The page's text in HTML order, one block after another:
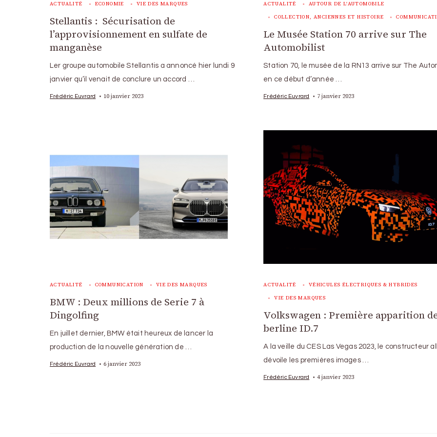
ACTUALITÉ ECONOMIE VIE DES MARQUES
Stellantis : Sécurisation de
l’approvisionnement en sulfate de
manganèse
Ler groupe automobile Stellantis a annoncé hier lundi 9
janvier qu’il venait de conclure un accord …
Frédéric Euvrard 10 janvier 2023
ACTUALITÉ AUTOUR DE L'AUTOMOBILE
COLLECTION, ANCIENNES ET HISTOIRE
Le Musée Station 70 arrive sur The
Automobilist
Station 70, le musée de la RN13 arrive sur The
en ce début d’année …
Frédéric Euvrard 7 janvier 2023
ACTUALITÉ COMMUNICATION VIE DES MARQUES
BMW : Deux millions de Serie 7 à
Dingolfing
En juillet dernier, BMW était heureux de lancer la
production de la nouvelle génération de …
Frédéric Euvrard 6 janvier 2023
ACTUALITÉ VÉHICULES ÉLECTRIQUES & HYBRIDES
VIE DES MARQUES
Volkswagen : Première apparition
berline ID.7
A la veille du CES Las Vegas 2023, le constructeur
dévoile les premières images …
Frédéric Euvrard 4 janvier 2023